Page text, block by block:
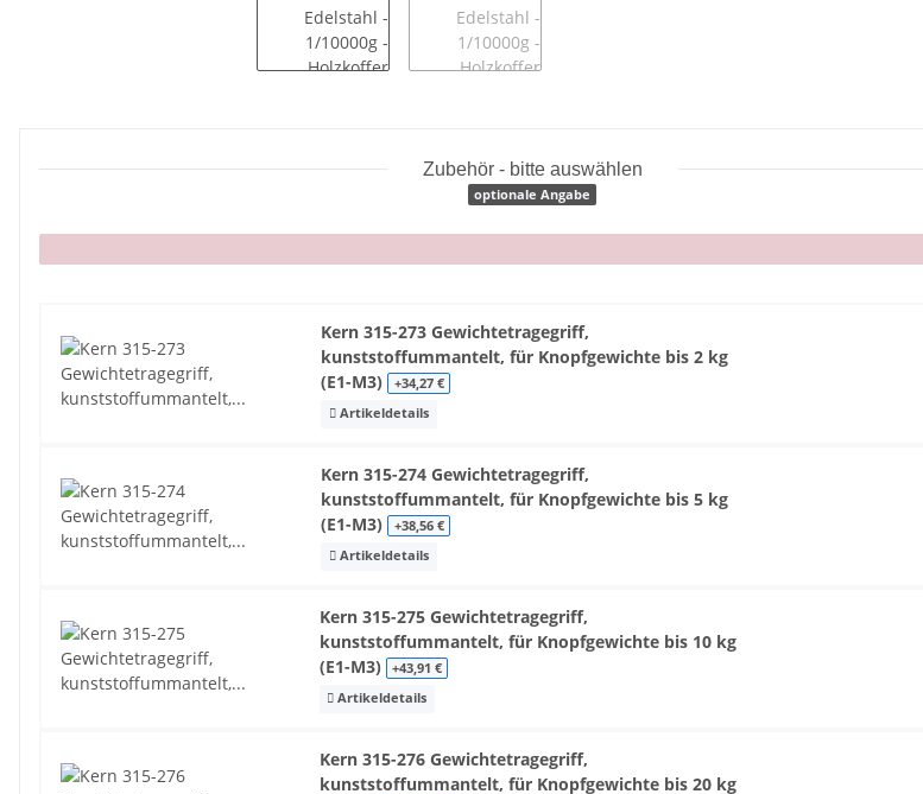
Zubehör - bitte auswählen
optionale Angabe
x
Kern 315-273 Gewichtetragegriff,
kunststoffummantelt, für Knopfgewichte bis 2 kg
(E1-M3) +34,27 €
Artikeldetails
Kern 315-274 Gewichtetragegriff,
kunststoffummantelt, für Knopfgewichte bis 5 kg
(E1-M3) +38,56 €
Artikeldetails
Kern 315-275 Gewichtetragegriff,
kunststoffummantelt, für Knopfgewichte bis 10 kg
(E1-M3)
+43,91 €
Artikeldetails
Kern 315-276 Gewichtetragegriff,
kunststoffummantelt, für Knopfgewichte bis 20 kg